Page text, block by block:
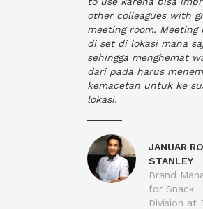
other colleagues with
meeting room. Meeting
di set di lokasi mana
sehingga menghemat
dari pada harus
kemacetan untuk ke
lokasi.
JANUAR
STANLEY
Brand
for Snack
Division at